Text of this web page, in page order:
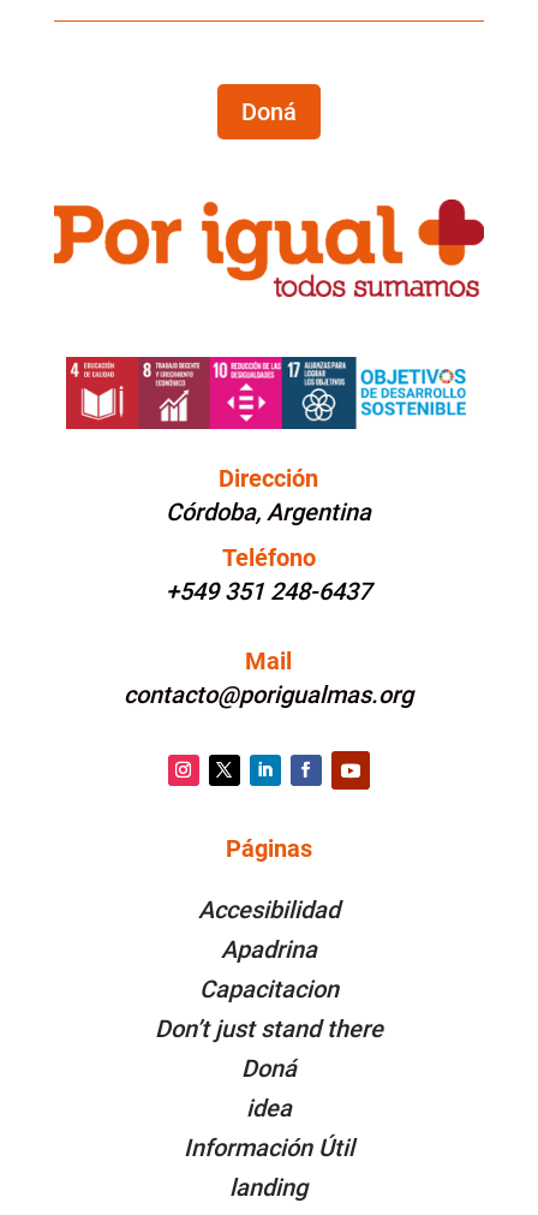
Doná
Dirección
Córdoba, Argentina
Teléfono
+549 351 248-6437
Mail
contacto@porigualmas.org
Facebook
Páginas
Accesibilidad
Apadrina
Capacitacion
Don’t just stand there
Doná
idea
Información Útil
landing